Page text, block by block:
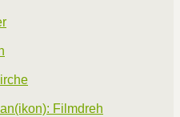
Filmdreh